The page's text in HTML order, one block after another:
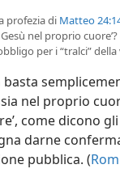
profezia di Matteo
nel proprio
per i “tralci”
nel proprio
come dicono
darne
pubblica. (